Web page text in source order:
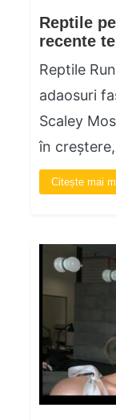
Reptile
recente
Reptile
adaosuri
Scaley
în
Citește mai